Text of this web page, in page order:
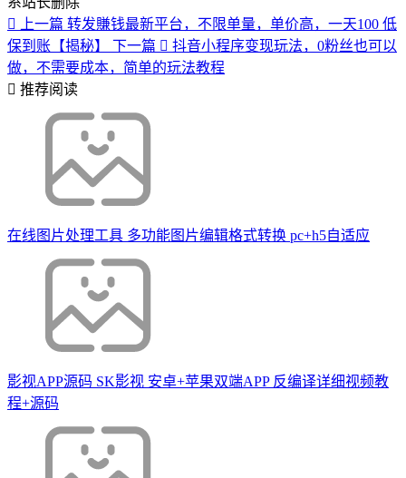
上一篇 转发賺钱最新平台，不限单量，单价高，一天100 低
保到账【揭秘】
下一篇
抖音小程序变现玩法，0粉丝也可以
做，不需要成本，简单的玩法教程
推荐阅读
在线图片处理工具 多功能图片编辑格式转换 pc+h5自适应
影视APP源码 SK影视 安卓+苹果双端APP 反编译详细视频教
程+源码